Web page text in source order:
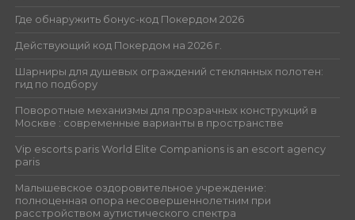
Где обнаружить бонус-код Покердом 2026
Действующий код Покердом на 2026 г.
Шарниры для душевых ограждений стеклянных полотен:
гид по подбору
Поворотные механизмы для прозрачных конструкций в
Москве : современные варианты в пространстве
Vip escorts paris World Elite Companions is an escort agency
paris
Малышевское оздоровительное учреждение:
полноценная опора несовершеннолетним при
расстройством аутистического спектра